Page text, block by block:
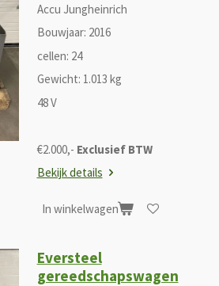
Accu Jungheinrich
Bouwjaar: 2016
cellen: 24
Gewicht: 1.013 kg
48 V
€2.000,- Exclusief BTW
Bekijk details
In winkelwagen
Eversteel
gereedschapswagen